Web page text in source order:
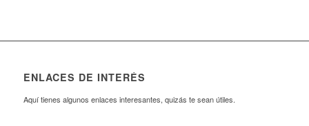
ENLACES DE INTERÉS
Aquí tienes algunos enlaces interesantes, quizás te sean útiles.